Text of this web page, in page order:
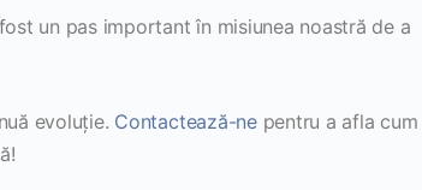
un pas important în misiunea noastră de a
evoluție. Contactează-nepentru a afla cum